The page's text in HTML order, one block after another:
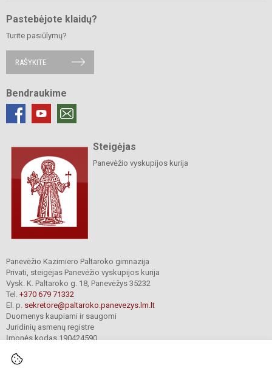
Pastebėjote klaidų?
Turite pasiūlymų?
RAŠYKITE
Bendraukime
Steigėjas
Panevėžio vyskupijos kurija
Panevėžio Kazimiero Paltaroko gimnazija
Privati, steigėjas Panevėžio vyskupijos kurija
Vysk. K. Paltaroko g. 18, Panevėžys 35232
Tel. +370 679 71332
El. p. sekretore@paltaroko.panevezys.lm.lt
Duomenys kaupiami ir saugomi
Juridinių asmenų registre
Įmonės kodas 190424590